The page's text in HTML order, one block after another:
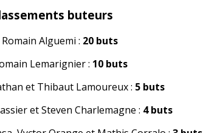
buteurs
Romain Alguemi : 20 buts
Lemarignier : 10 buts
et Thibaut Lamoureux : 5 buts
et Steven Charlemagne : 4 buts